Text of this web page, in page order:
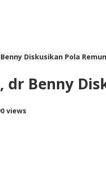
Diskusikan Pola
dr Benny
views